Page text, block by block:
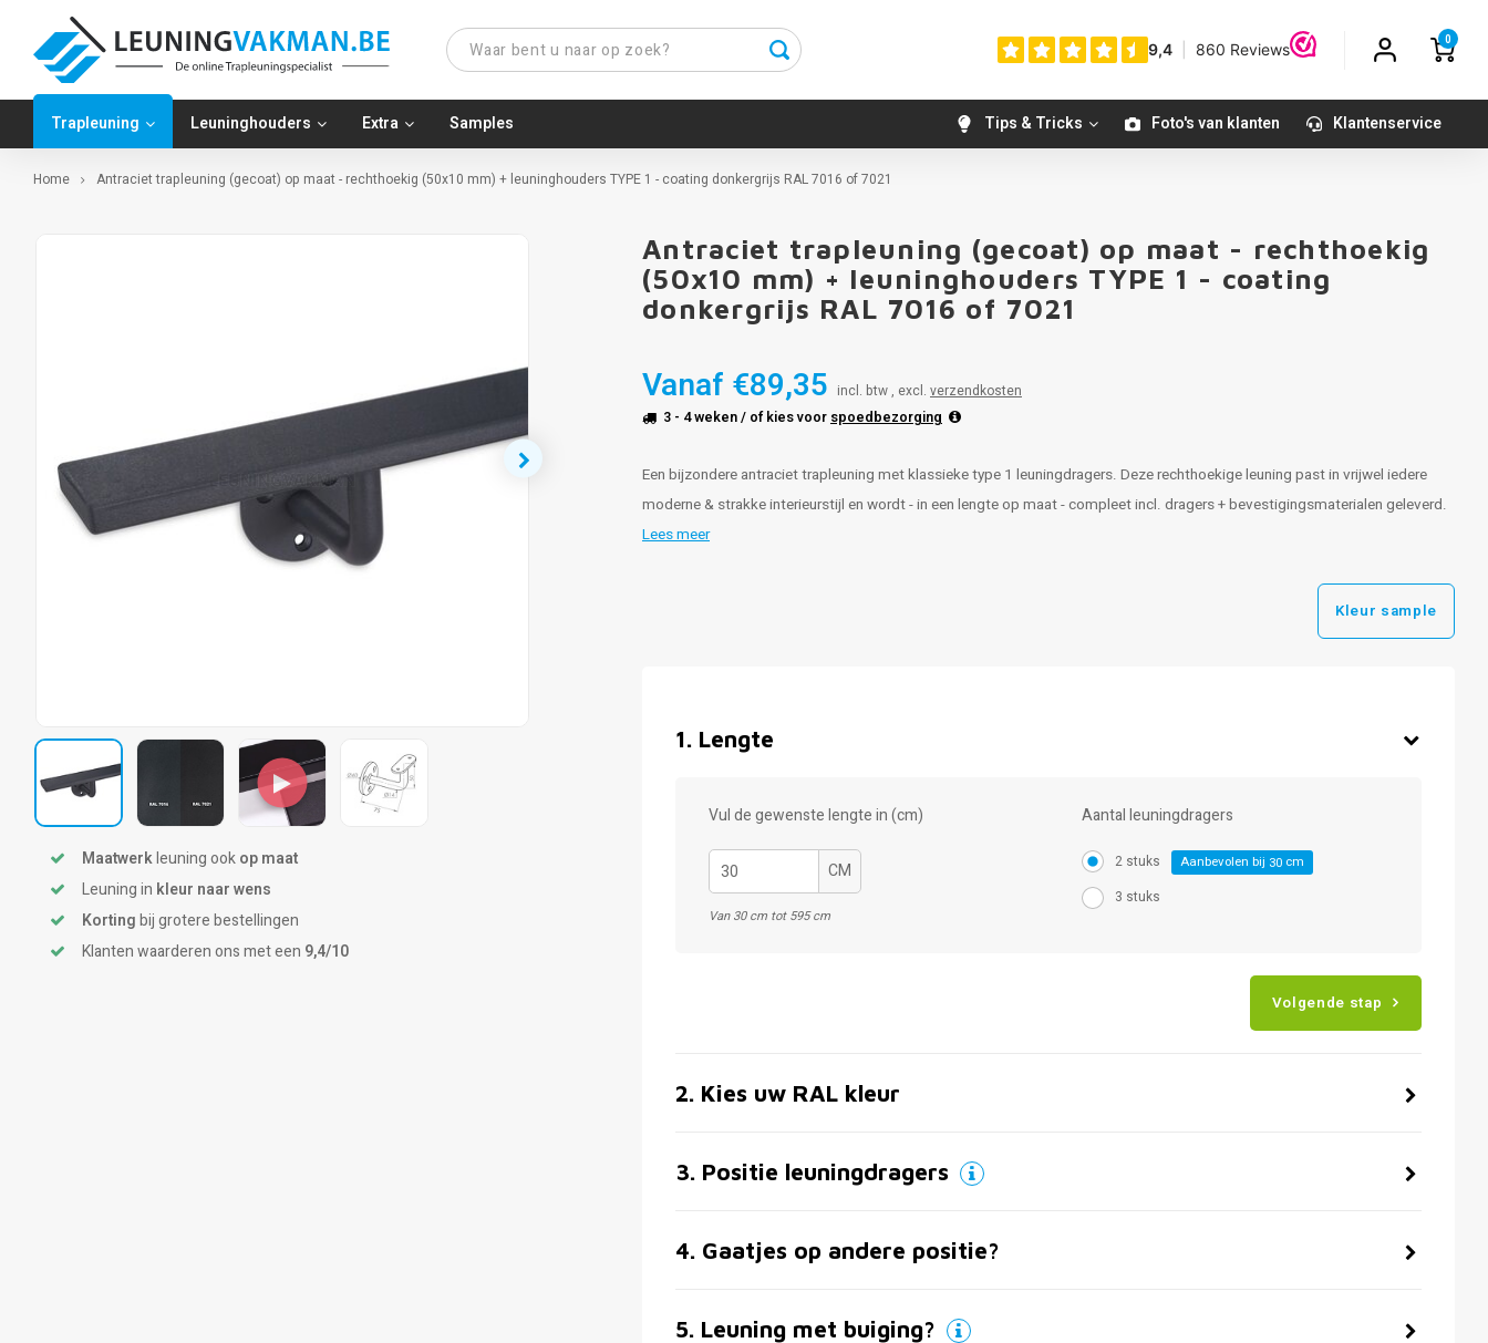
0
Trapleuning Leuninghouders Extra Samples Tips & Tricks Foto's van klanten Klantenservice
Home Antraciet trapleuning (gecoat) op maat - rechthoekig (50x10 mm) + leuninghouders TYPE 1 - coating donkergrijs RAL 7016 of 7021
Maatwerkleuning ookop maat
Leuning in kleur naar wens
Kortingbij grotere bestellingen
Klanten waarderen ons met een 9,4/10
Antraciet trapleuning (gecoat) op maat - rechthoekig
(50x10 mm) + leuninghouders TYPE 1 - coating
donkergrijs RAL 7016 of 7021
Vanaf €89,35 incl. btw , excl. verzendkosten
3 - 4 weken/ of kies voor spoedbezorging
Een bijzondere antraciet trapleuning met klassieke type 1 leuningdragers. Deze rechthoekige leuning past in vrijwel iedere
moderne & strakke interieurstijl en wordt - in een lengte op maat - compleet incl. dragers + bevestigingsmaterialen geleverd.
Lees meer
Kleur sample
1. Lengte
Vul de gewenste lengte in (cm)
CM
Van 30 cm tot 595 cm
Aantal leuningdragers
2 stuks Aanbevolen bij 30 cm
3 stuks
Volgende stap
2. Kies uw RAL kleur
3. Positie leuningdragers
4. Gaatjes op andere positie?
5. Leuning met buiging?